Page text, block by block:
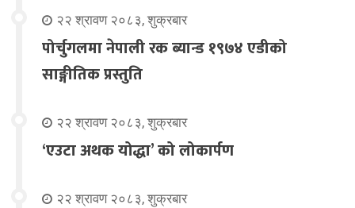
२२ श्रावण २०८३, शुक्रबार
पोर्चुगलमा नेपाली रक ब्यान्ड १९७४ एडीको
साङ्गीतिक प्रस्तुति
२२ श्रावण २०८३, शुक्रबार
‘एउटा अथक योद्धा’ को लोकार्पण
२२ श्रावण २०८३, शुक्रबार